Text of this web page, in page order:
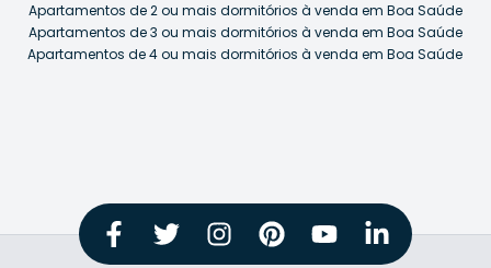
Apartamentos de 2 ou mais dormitórios à venda em Boa Saúde
Apartamentos de 3 ou mais dormitórios à venda em Boa Saúde
Apartamentos de 4 ou mais dormitórios à venda em Boa Saúde